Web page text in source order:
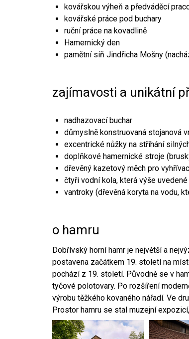
kovářskou výheň a předváděcí
kovářské práce pod buchary
ruční práce na kovadlině
Hamernický den
pamětní síň Jindřicha Mošny
zajímavosti a unikátní
nadhazovací buchar
důmyslně konstruovaná stojanová
excentrické nůžky na stříhání
doplňkové hamernické stroje
dřevěný kazetový měch pro
čtyři vodní kola, která výše
vantroky (dřevěná koryta na vodu,
o hamru
Dobřívský horní hamr je největší a
postavena začátkem 19. století na
pochází z 19. století. Původně se v
tyčové polotovary. Po rozšíření
výrobu těžkého kovaného nářadí. Ve
Prostor hamru se stal muzejní